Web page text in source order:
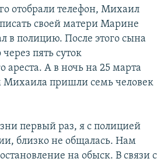
отобрали телефон, Михаил
своей матери Марине
в полицию. После этого сына
пять суток
ареста. А в ночь на 25 марта
Михаила пришли семь человек
первый раз, я с полицией
близко не общалась. Нам
на обыск. В связи с